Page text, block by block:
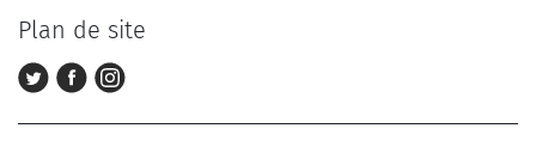
Plan de site